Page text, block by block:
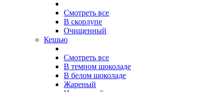
Смотреть все
В скорлупе
Очищенный
Кешью
Смотреть все
В темном шоколаде
В белом шоколаде
Жареный